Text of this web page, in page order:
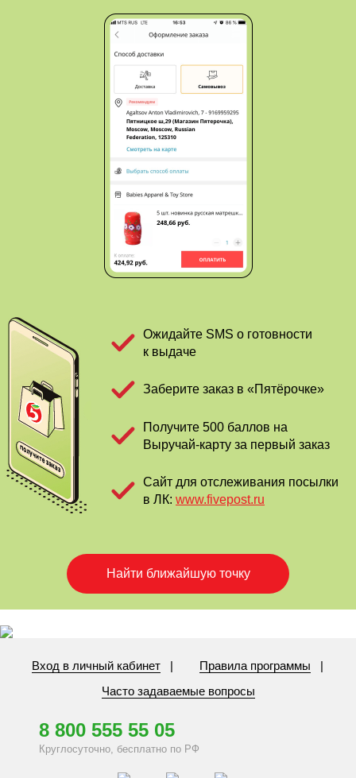
Ожидайте SMS о готовности
к выдаче
Заберите заказ в «Пятёрочке»
Получите 500 баллов на
Выручай-карту за первый заказ
Сайт для отслеживания посылки
в ЛК: www.fivepost.ru
Найти ближайшую точку
Вход в личный кабинет | Правила программы |
Часто задаваемые вопросы
8 800 555 55 05
Круглосуточно, бесплатно по РФ